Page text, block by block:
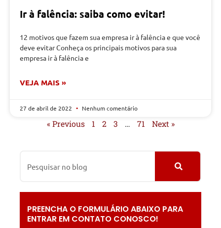
Ir à falência: saiba como evitar!
12 motivos que fazem sua empresa ir à falência e que você
deve evitar Conheça os principais motivos para sua
empresa ir à falência e
VEJA MAIS »
27 de abril de 2022 Nenhum comentário
« Previous 1 2 3 … 71 Next »
PREENCHA O FORMULÁRIO ABAIXO PARA
ENTRAR EM CONTATO CONOSCO!